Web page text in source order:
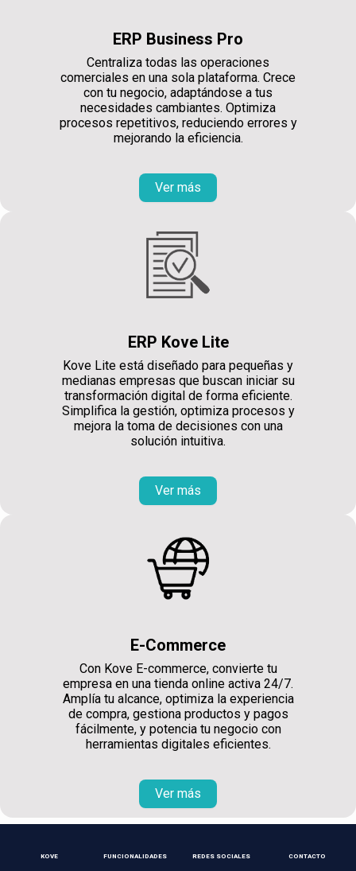
ERP Business Pro
Centraliza todas las operaciones
comerciales en una sola plataforma. Crece
con tu negocio, adaptándose a tus
necesidades cambiantes. Optimiza
procesos repetitivos, reduciendo errores y
mejorando la eficiencia.
Ver más
ERP Kove Lite
Kove Lite está diseñado para pequeñas y
medianas empresas que buscan iniciar su
transformación digital de forma eficiente.
Simplifica la gestión, optimiza procesos y
mejora la toma de decisiones con una
solución intuitiva.
Ver más
E-Commerce
Con Kove E-commerce, convierte tu
empresa en una tienda online activa 24/7.
Amplía tu alcance, optimiza la experiencia
de compra, gestiona productos y pagos
fácilmente, y potencia tu negocio con
herramientas digitales eficientes.
Ver más
KOVE FUNCIONALIDADES REDES SOCIALES CONTACTO